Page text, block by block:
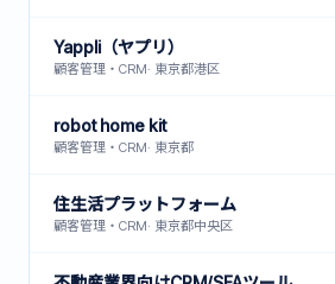
Yappli（ヤプリ）
顧客管理・CRM· 東京都港区
robot home kit
顧客管理・CRM· 東京都
住生活プラットフォーム
顧客管理・CRM· 東京都中央区